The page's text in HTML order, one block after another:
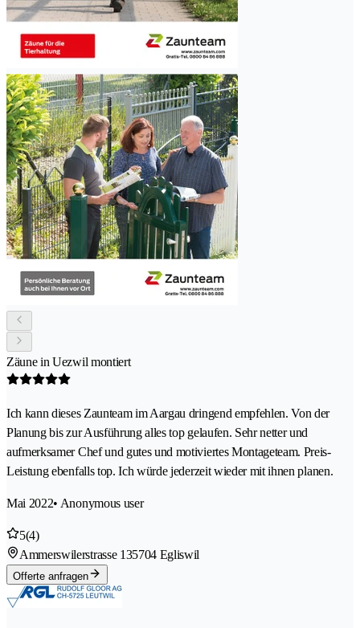
Zäune in Uezwil montiert
Ich kann dieses Zaunteam im Aargau dringend empfehlen. Von der
Planung bis zur Ausführung alles top gelaufen. Sehr netter und
aufmerksamer Chef und gutes und motiviertes Montageteam. Preis-
Leistung ebenfalls top. Ich würde jederzeit wieder mit ihnen planen.
Mai 2022• Anonymous user
5(4)
Ammerswilerstrasse 135704 Egliswil
Offerte anfragen